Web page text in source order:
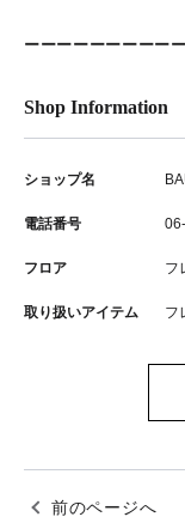
ーーーーーーーーー
Shop Information
ショップ名
電話番号
フロア フ
取り扱いアイテム フ
前のページへ